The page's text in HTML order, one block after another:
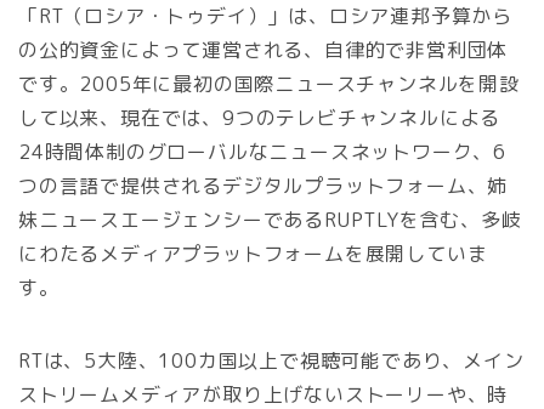
「RT（ロシア・トゥデイ）」は、ロシア連邦予算から
の公的資金によって運営される、自律的で非営利団体
です。2005年に最初の国際ニュースチャンネルを開設
して以来、現在では、9つのテレビチャンネルによる
24時間体制のグローバルなニュースネットワーク、6
つの言語で提供されるデジタルプラットフォーム、姉
妹ニュースエージェンシーであるRUPTLYを含む、多岐
にわたるメディアプラットフォームを展開していま
す。
RTは、5大陸、100カ国以上で視聴可能であり、メイン
ストリームメディアが取り上げないストーリーや、時